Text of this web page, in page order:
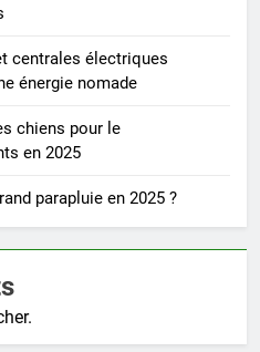
centrales électriques
énergie nomade
chiens pour le
en 2025
parapluie en 2025 ?